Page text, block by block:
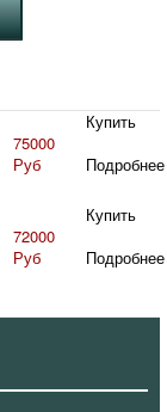
75000
Руб
Купить
Подробнее
72000
Руб
Купить
Подробнее